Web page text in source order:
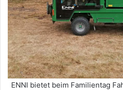
ENNI bietet beim Familientag